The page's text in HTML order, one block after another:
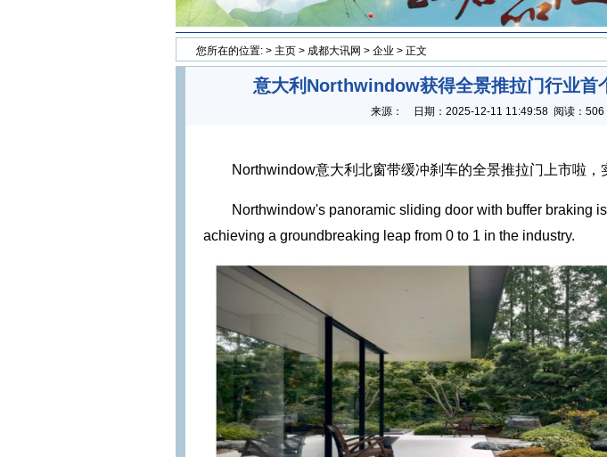
您所在的位置: > 主页 > 成都大讯网 > 企业 > 正文
意大利Northwindow获得全景推拉门行业首
来源： 日期： 2025-12-11 11:49:58 阅读：506
Northwindow意大利北窗带缓冲刹车的全景推拉门上市啦，
Northwindow's panoramic sliding door with buffer braking
achieving a groundbreaking leap from 0 to 1 in the industry.